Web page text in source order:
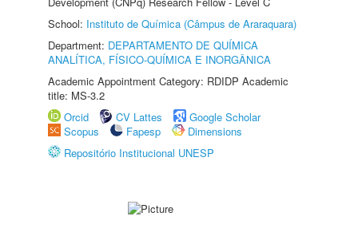
School: Instituto de Química (Câmpus de Araraquara)
Department: DEPARTAMENTO DE QUÍMICA
ANALÍTICA, FÍSICO-QUÍMICA E INORGÂNICA
Academic Appointment Category: RDIDP Academic
title: MS-3.2
Orcid
CV Lattes
Google Scholar
Scopus
Fapesp
Dimensions
Repositório Institucional UNESP